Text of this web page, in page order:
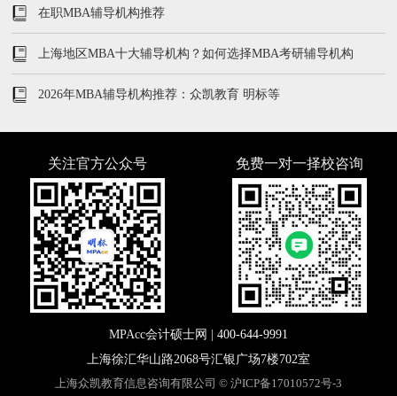
在职MBA辅导机构推荐
上海地区MBA十大辅导机构？如何选择MBA考研辅导机构
2026年MBA辅导机构推荐：众凯教育 明标等
关注官方公众号 免费一对一择校咨询
MPAcc会计硕士网 | 400-644-9991
上海徐汇华山路2068号汇银广场7楼702室
上海众凯教育信息咨询有限公司 © 沪ICP备17010572号-3